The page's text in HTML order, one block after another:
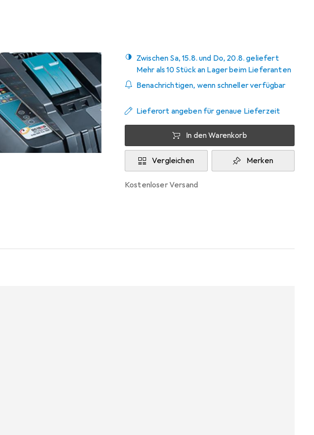
Zwischen Sa, 15.8. und Do, 20.8. geliefert
Mehr als 10 Stück an Lager beim Lieferanten
Benachrichtigen, wenn schneller verfügbar
Lieferort angeben für genaue Lieferzeit
In den Warenkorb
Vergleichen Merken
kostenloser Versand